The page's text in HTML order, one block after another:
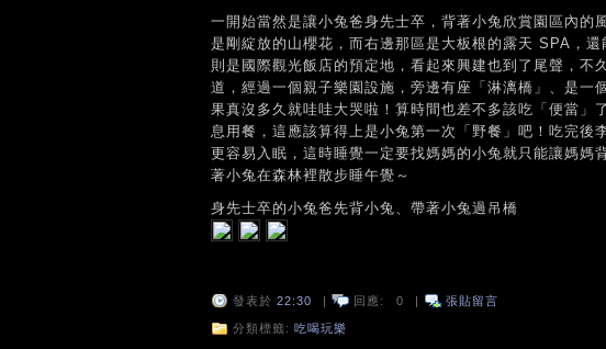
一開始當然是讓小兔爸身先士卒，背著小兔欣賞園區內的
是剛綻放的山櫻花，而右邊那區是大板根的露天 SPA，
則是國際觀光飯店的預定地，看起來興建也到了尾聲，不
道，經過一個親子樂園設施，旁邊有座「淋漓橋」、是一
果真沒多久就哇哇大哭啦！算時間也差不多該吃「便當」
息用餐，這應該算得上是小兔第一次「野餐」吧！吃完後
更容易入眠，這時睡覺一定要找媽媽的小兔就只能讓媽媽
著小兔在森林裡散步睡午覺～
身先士卒的小兔爸先背小兔、帶著小兔過吊橋
發表於 22:30 回應: 0 張貼留言
分類標籤: 吃喝玩樂